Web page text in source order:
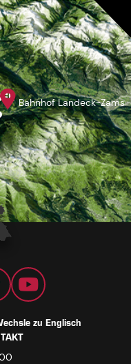
Bahnhof Landeck-Zams
zu Englisch